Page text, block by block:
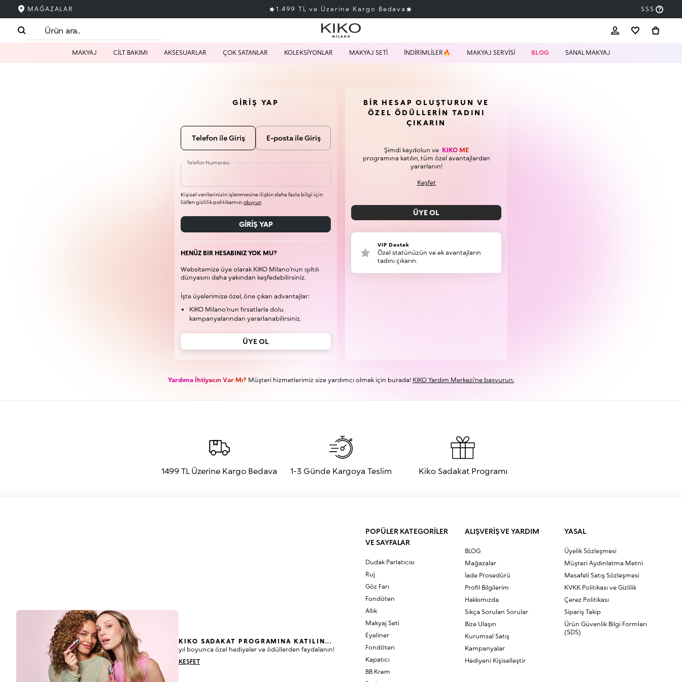
MAĞAZALAR 1.499 TL ve Üzerine Kargo Bedava SSS
MAKYAJ CİLT BAKIMI AKSESUARLAR ÇOK SATANLAR KOLEKSİYONLAR MAKYAJ SETİ İNDİRİMLİLER🔥 MAKYAJ SERVİSİ BLOG SANAL MAKYAJ
GIRIŞ YAP
Telefon ile Giriş E-posta ile Giriş
Telefon Numarası
Kişisel verilerinizin işlenmesine ilişkin daha fazla bilgi için
lütfen gizlilik politikamızı okuyun
GIRIŞ YAP
HENÜZ BIR HESABINIZ YOK MU?
Websitemize üye olarak KIKO Milano’nun ışıltılı
dünyasını daha yakından keşfedebilirsiniz.
İşte üyelerimize özel, öne çıkan advantajlar:
KIKO Milano'nun fırsatlarla dolu
kampanyalarından yararlanabilirsiniz.
ÜYE OL
BIR HESAP OLUŞTURUN VE
ÖZEL ÖDÜLLERIN TADINI
ÇIKARIN
Şimdi kaydolun ve KIKO ME
programına katılın, tüm özel avantajlardan
yararlanın!
Keşfet
ÜYE OL
VIP Destek
Özel statünüzün ve ek avantajların
tadını çıkarın.
Yardıma İhtiyacın Var Mı? Müşteri hizmetlerimiz size yardımcı olmak için burada! KIKO Yardım Merkezi'ne başvurun.
1499 TL Üzerine Kargo Bedava 1-3 Günde Kargoya Teslim Kiko Sadakat Programı
KIKO SADAKAT PROGRAMINA KATILIN...
yıl boyunca özel hediyeler ve ödüllerden faydalanın!
KEŞFET
POPÜLER KATEGORİLER
VE SAYFALAR
Dudak Parlatıcısı
Ruj
Göz Farı
Fondöten
Allık
Makyaj Seti
Eyeliner
Fondöten
Kapatıcı
BB Krem
ALIŞVERİŞ VE YARDIM
BLOG
Mağazalar
İade Prosedürü
Profil Bilgilerim
Hakkımızda
Sıkça Sorulan Sorular
Bize Ulaşın
Kurumsal Satış
Kampanyalar
Hediyeni Kişiselleştir
YASAL
Üyelik Sözleşmesi
Müşteri Aydınlatma Metni
Mesafeli Satış Sözleşmesi
KVKK Politikası ve Gizlilik
Çerez Politikası
Sipariş Takip
Ürün Güvenlik Bilgi Formları
(SDS)